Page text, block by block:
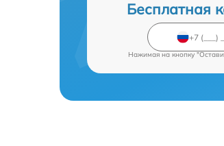
Бесплатная
Нажимая на кнопку